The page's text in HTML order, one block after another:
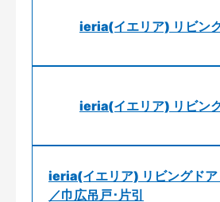
ieria(イエリア) リビン
ieria(イエリア) リビン
ieria(イエリア) リビングドア
／巾広吊戸･片引